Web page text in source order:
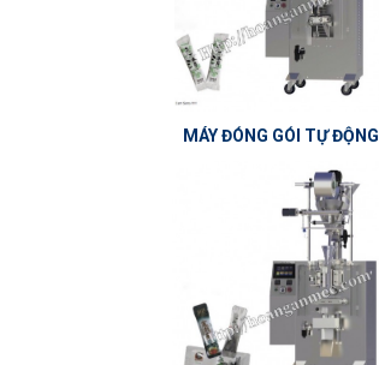
MÁY ĐÓNG GÓI TỰ ĐỘNG